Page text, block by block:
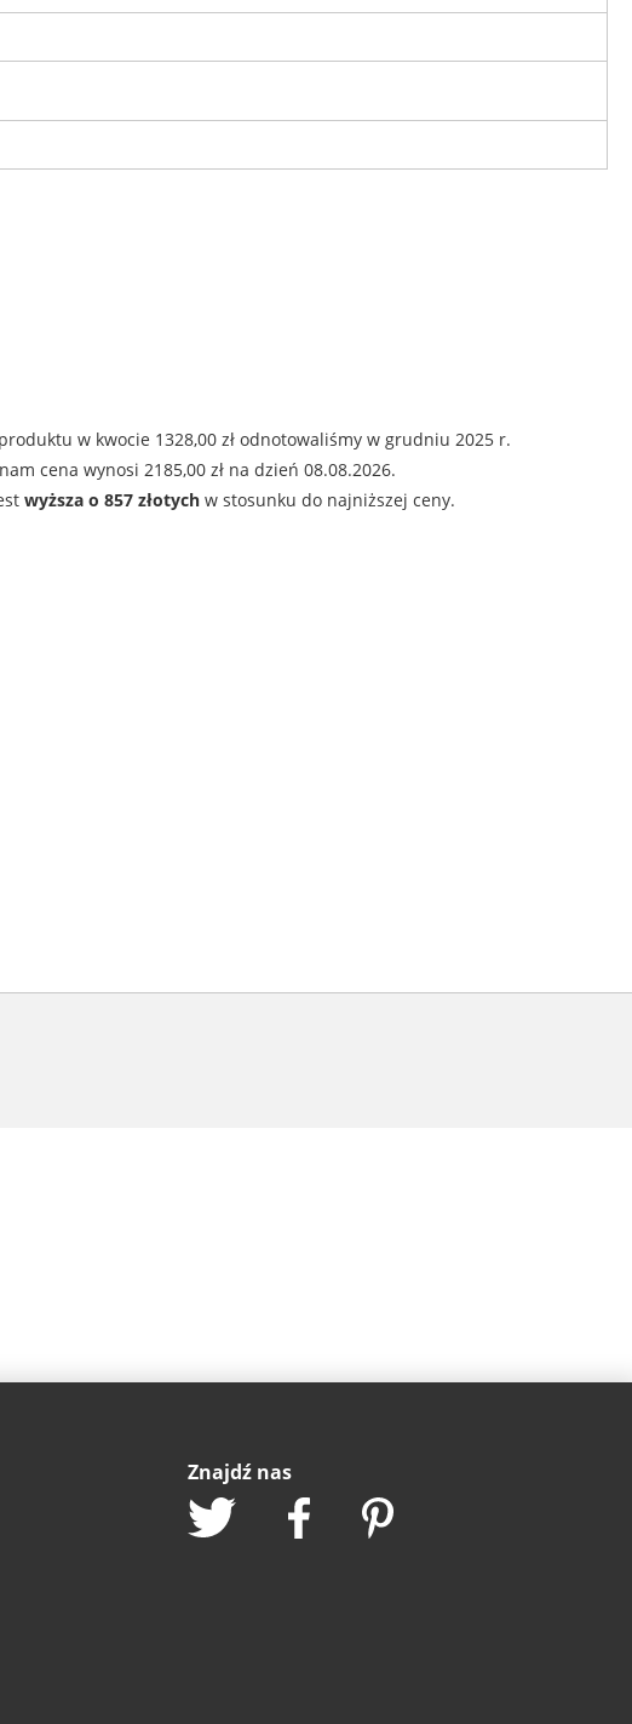
w kwocie 1328,00 zł odnotowaliśmy w grudniu 2025 r.
cena wynosi 2185,00 zł na dzień 08.08.2026.
wyższa o 857 złotych w stosunku do najniższej ceny.
Znajdź nas